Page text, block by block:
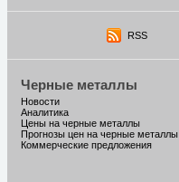
RSS
Черные металлы
Новости
Аналитика
Цены на черные металлы
Прогнозы цен на черные металлы
Коммерческие предложения